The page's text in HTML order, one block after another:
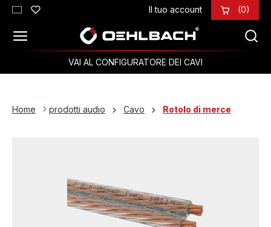
Passa al contenuto principale Il tuo account (0)
VAI AL CONFIGURATORE DEI CAVI
Home prodotti audio Cavo Rotolo di merce